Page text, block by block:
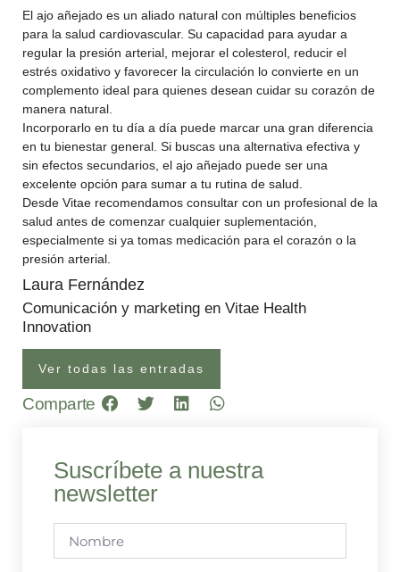
El ajo añejado es un aliado natural con múltiples beneficios
para la salud cardiovascular. Su capacidad para ayudar a
regular la presión arterial, mejorar el colesterol, reducir el
estrés oxidativo y favorecer la circulación lo convierte en un
complemento ideal para quienes desean cuidar su corazón de
manera natural.
Incorporarlo en tu día a día puede marcar una gran diferencia
en tu bienestar general. Si buscas una alternativa efectiva y
sin efectos secundarios, el ajo añejado puede ser una
excelente opción para sumar a tu rutina de salud.
Desde Vitae recomendamos consultar con un profesional de la
salud antes de comenzar cualquier suplementación,
especialmente si ya tomas medicación para el corazón o la
presión arterial.
Laura Fernández
Comunicación y marketing en Vitae Health
Innovation
Ver todas las entradas
Comparte
Suscríbete a nuestra
newsletter